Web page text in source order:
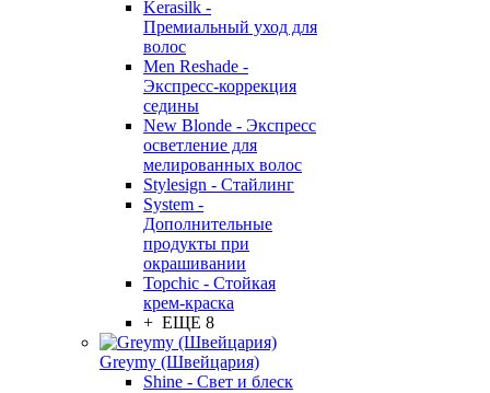
Kerasilk -
Премиальный уход для
волос
Men Reshade -
Экспресс-коррекция
седины
New Blonde - Экспресс
осветление для
мелированных волос
Stylesign - Стайлинг
System -
Дополнительные
продукты при
окрашивании
Topchic - Стойкая
крем-краска
+ ЕЩЕ 8
Greymy (Швейцария)
Shine - Свет и блеск